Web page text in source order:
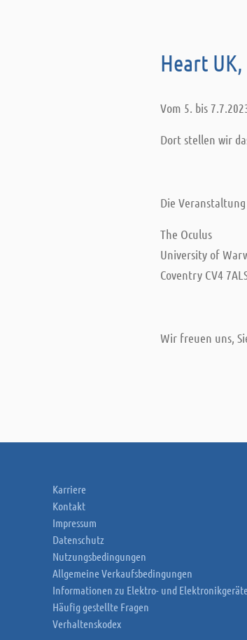
Heart
Vom 5. bis
Dort stellen wir
Die
The Oculus
University of
Coventry CV4
Wir freuen uns,
Karriere
Kontakt
Impressum
Datenschutz
Nutzungsbedingungen
Allgemeine Verkaufsbedingungen
Informationen zu Elektro- und
Häufig gestellte Fragen
Verhaltenskodex